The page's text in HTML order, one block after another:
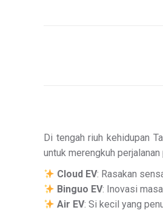
Di tengah riuh kehidupan
untuk merengkuh
Cloud EV: Rasakan
Binguo EV: Inovasi
Air EV: Si kecil yang